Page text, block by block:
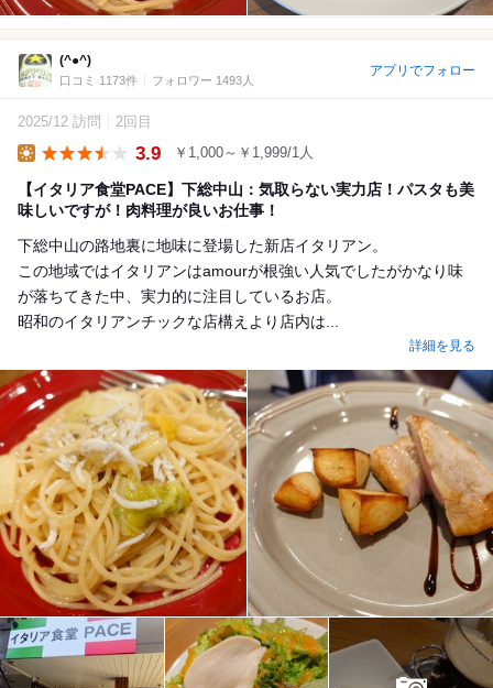
(^●^)
口コミ 1173件 フォロワー 1493人
アプリでフォロー
2025/12 訪問 2回目
3.9 ￥1,000～￥1,999/1人
【イタリア食堂PACE】下総中山：気取らない実力店！パスタも美
味しいですが！肉料理が良いお仕事！
下総中山の路地裏に地味に登場した新店イタリアン。
この地域ではイタリアンはamourが根強い人気でしたがかなり味
が落ちてきた中、実力的に注目しているお店。
昭和のイタリアンチックな店構えより店内は...
詳細を見る